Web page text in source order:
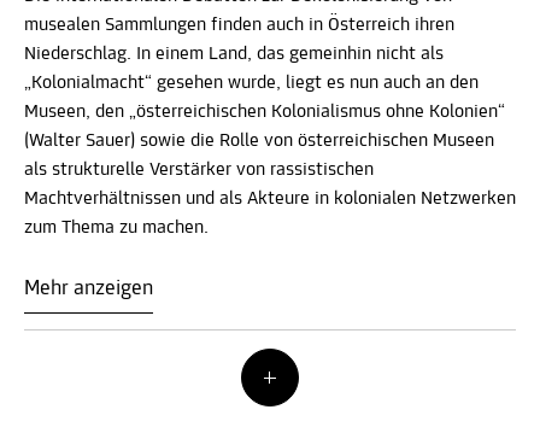
musealen Sammlungen finden auch in Österreich ihren
Niederschlag. In einem Land, das gemeinhin nicht als
„Kolonialmacht“ gesehen wurde, liegt es nun auch an den
Museen, den „österreichischen Kolonialismus ohne Kolonien“
(Walter Sauer) sowie die Rolle von österreichischen Museen
als strukturelle Verstärker von rassistischen
Machtverhältnissen und als Akteure in kolonialen Netzwerken
zum Thema zu machen.
Mehr anzeigen